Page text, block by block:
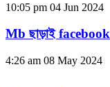
10:05 pm 04 Jun 2024
Mb ছাড়াই facebook
4:26 am 08 May 2024